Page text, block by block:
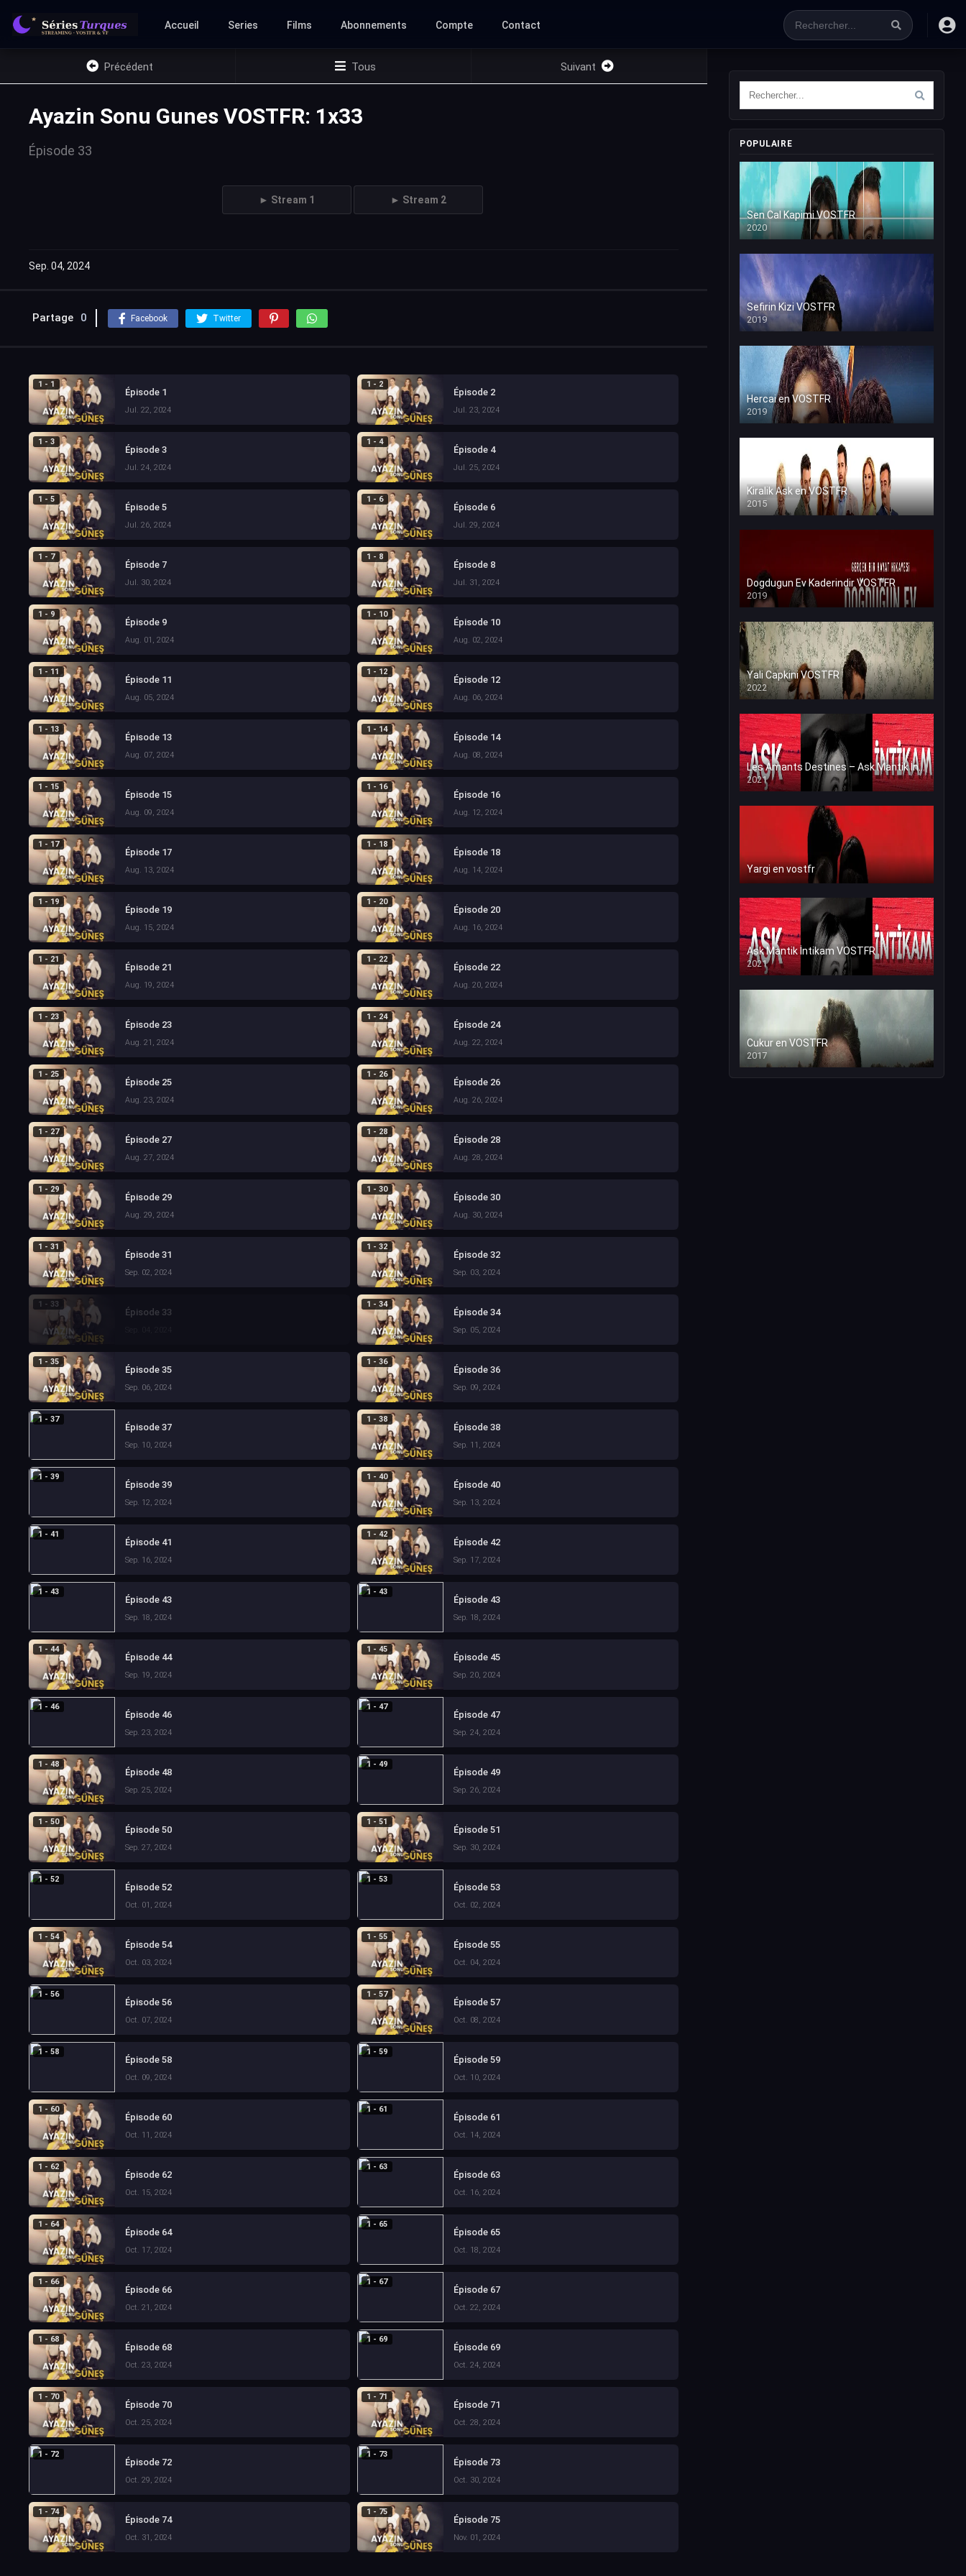
Accueil Series Films Abonnements Compte Contact
Précédent Tous Suivant
Ayazin Sonu Gunes VOSTFR: 1x33
Épisode 33
► Stream 1 ► Stream 2
Sep. 04, 2024
Partage 0 Facebook Twitter
1 - 1
Épisode 1
Jul. 22, 2024
1 - 2
Épisode 2
Jul. 23, 2024
1 - 3
Épisode 3
Jul. 24, 2024
1 - 4
Épisode 4
Jul. 25, 2024
1 - 5
Épisode 5
Jul. 26, 2024
1 - 6
Épisode 6
Jul. 29, 2024
1 - 7
Épisode 7
Jul. 30, 2024
1 - 8
Épisode 8
Jul. 31, 2024
1 - 9
Épisode 9
Aug. 01, 2024
1 - 10
Épisode 10
Aug. 02, 2024
1 - 11
Épisode 11
Aug. 05, 2024
1 - 12
Épisode 12
Aug. 06, 2024
1 - 13
Épisode 13
Aug. 07, 2024
1 - 14
Épisode 14
Aug. 08, 2024
1 - 15
Épisode 15
Aug. 09, 2024
1 - 16
Épisode 16
Aug. 12, 2024
1 - 17
Épisode 17
Aug. 13, 2024
1 - 18
Épisode 18
Aug. 14, 2024
1 - 19
Épisode 19
Aug. 15, 2024
1 - 20
Épisode 20
Aug. 16, 2024
1 - 21
Épisode 21
Aug. 19, 2024
1 - 22
Épisode 22
Aug. 20, 2024
1 - 23
Épisode 23
Aug. 21, 2024
1 - 24
Épisode 24
Aug. 22, 2024
1 - 25
Épisode 25
Aug. 23, 2024
1 - 26
Épisode 26
Aug. 26, 2024
1 - 27
Épisode 27
Aug. 27, 2024
1 - 28
Épisode 28
Aug. 28, 2024
1 - 29
Épisode 29
Aug. 29, 2024
1 - 30
Épisode 30
Aug. 30, 2024
1 - 31
Épisode 31
Sep. 02, 2024
1 - 32
Épisode 32
Sep. 03, 2024
1 - 33
Épisode 33
1 - 34
Épisode 34
Sep. 05, 2024
1 - 35
Épisode 35
Sep. 06, 2024
1 - 36
Épisode 36
Sep. 09, 2024
1 - 37
Épisode 37
Sep. 10, 2024
1 - 38
Épisode 38
Sep. 11, 2024
1 - 39
Épisode 39
Sep. 12, 2024
1 - 40
Épisode 40
Sep. 13, 2024
1 - 41
Épisode 41
Sep. 16, 2024
1 - 42
Épisode 42
Sep. 17, 2024
1 - 43
Épisode 43
Sep. 18, 2024
1 - 43
Épisode 43
Sep. 18, 2024
1 - 44
Épisode 44
Sep. 19, 2024
1 - 45
Épisode 45
Sep. 20, 2024
1 - 46
Épisode 46
Sep. 23, 2024
1 - 47
Épisode 47
Sep. 24, 2024
1 - 48
Épisode 48
Sep. 25, 2024
1 - 49
Épisode 49
Sep. 26, 2024
1 - 50
Épisode 50
Sep. 27, 2024
1 - 51
Épisode 51
Sep. 30, 2024
1 - 52
Épisode 52
Oct. 01, 2024
1 - 53
Épisode 53
Oct. 02, 2024
1 - 54
Épisode 54
Oct. 03, 2024
1 - 55
Épisode 55
Oct. 04, 2024
1 - 56
Épisode 56
Oct. 07, 2024
1 - 57
Épisode 57
Oct. 08, 2024
1 - 58
Épisode 58
Oct. 09, 2024
1 - 59
Épisode 59
Oct. 10, 2024
1 - 60
Épisode 60
Oct. 11, 2024
1 - 61
Épisode 61
Oct. 14, 2024
1 - 62
Épisode 62
Oct. 15, 2024
1 - 63
Épisode 63
Oct. 16, 2024
1 - 64
Épisode 64
Oct. 17, 2024
1 - 65
Épisode 65
Oct. 18, 2024
1 - 66
Épisode 66
Oct. 21, 2024
1 - 67
Épisode 67
Oct. 22, 2024
1 - 68
Épisode 68
Oct. 23, 2024
1 - 69
Épisode 69
Oct. 24, 2024
1 - 70
Épisode 70
Oct. 25, 2024
1 - 71
Épisode 71
Oct. 28, 2024
1 - 72
Épisode 72
Oct. 29, 2024
1 - 73
Épisode 73
Oct. 30, 2024
1 - 74
Épisode 74
Oct. 31, 2024
1 - 75
Épisode 75
Nov. 01, 2024
POPULAIRE
Sen Cal Kapimi VOSTFR
2020
Sefirin Kizi VOSTFR
2019
Hercai en VOSTFR
2019
Kiralik Ask en VOSTFR
2015
Dogdugun Ev Kaderindir VOSTFR
2019
Yali Capkini VOSTFR
2022
Les Amants Destines – Ask Mantik İntikam en VF (Voix Francaise)
2021
Yargi en vostfr
Ask Mantik İntikam VOSTFR
2021
Cukur en VOSTFR
2017